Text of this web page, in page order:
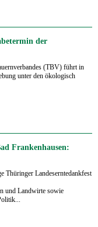
der
(TBV) führt in
unter den ökologisch
Frankenhausen:
Thüringer Landeserntedankfest
und Landwirte sowie